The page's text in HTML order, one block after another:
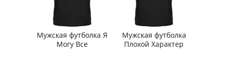
Мужская футболка Я
Могу Все
Мужская футболка
Плохой Характер